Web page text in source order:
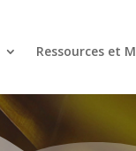
Ressources et